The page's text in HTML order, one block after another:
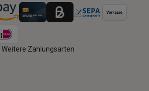
Weitere Zahlungsarten